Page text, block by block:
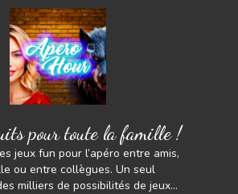
pour toute la famille !
jeux fun pour l’apéro entre amis,
ou entre collègues. Un seul
milliers de possibilités de jeux...